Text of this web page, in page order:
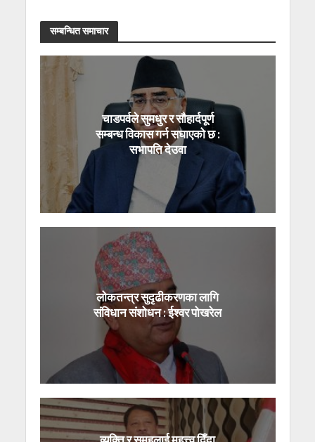
सम्बन्धित समाचार
चाडपर्वले सुमधुर र सौहार्दपूर्ण
सम्बन्ध विकास गर्न सघाएको छ :
सभापति देउवा
लोकतन्त्र सुदृढीकरणका लागि
संविधान संशोधन : ईश्वर पोखरेल